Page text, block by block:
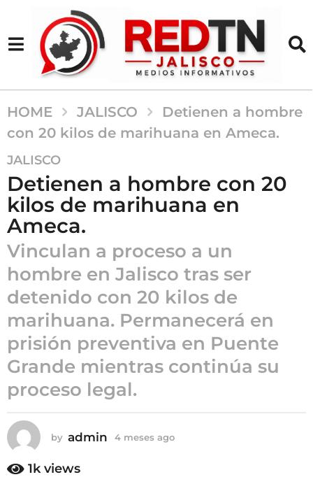
HOME JALISCO
Detienen a hombre
con 20 kilos de marihuana en Ameca.
4
m
e
s
e
a
g
o
4
m
e
s
e
s
g
o
JALISCO
Detienen a hombre con 20
kilos de marihuana en
Ameca.
Vinculan a proceso a un
hombre en Jalisco tras ser
detenido con 20 kilos de
marihuana. Permanecerá en
prisión preventiva en Puente
Grande mientras continúa su
proceso legal.
by admin 4 meses ago
1k views